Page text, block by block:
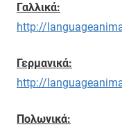
Γαλλικά:
http://
Γερμανικά:
http://
Πολωνικά: